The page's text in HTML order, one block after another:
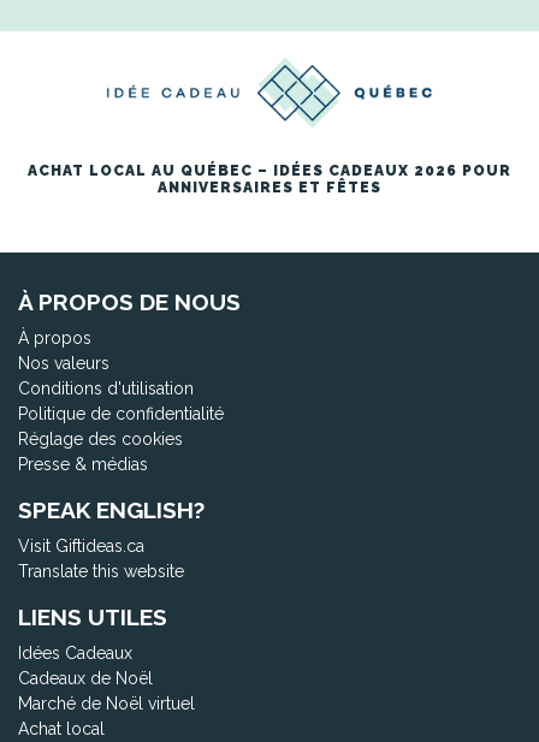
ACHAT LOCAL AU QUÉBEC – IDÉES CADEAUX 2026 POUR
ANNIVERSAIRES ET FÊTES
À PROPOS DE NOUS
À propos
Nos valeurs
Conditions d'utilisation
Politique de confidentialité
Réglage des cookies
Presse & médias
SPEAK ENGLISH?
Visit Giftideas.ca
Translate this website
LIENS UTILES
Idées Cadeaux
Cadeaux de Noël
Marché de Noël virtuel
Achat local